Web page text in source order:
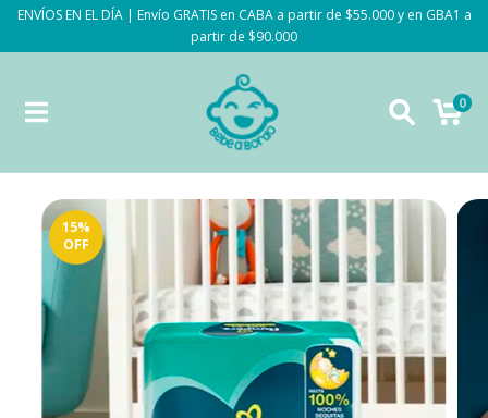
ENVÍOS EN EL DÍA | Envío GRATIS en CABA a partir de $55.000 y en GBA1 a
partir de $90.000
0
15%
OFF